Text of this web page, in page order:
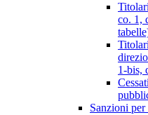
co. 1,
1-bis,
Sanzioni